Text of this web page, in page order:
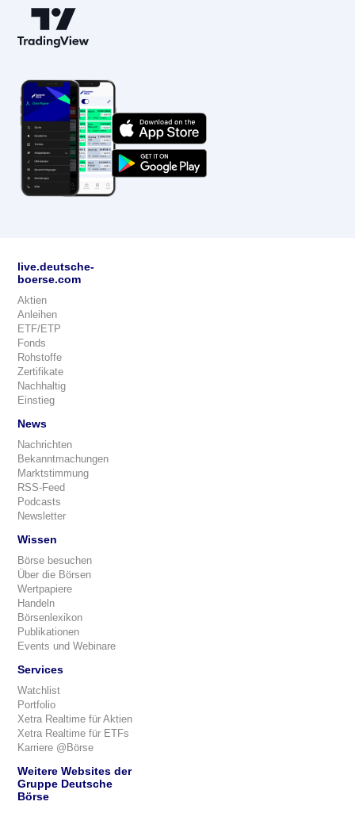
live.deutsche-
boerse.com
Aktien
Anleihen
ETF/ETP
Fonds
Rohstoffe
Zertifikate
Nachhaltig
Einstieg
News
Nachrichten
Bekanntmachungen
Marktstimmung
RSS-Feed
Podcasts
Newsletter
Wissen
Börse besuchen
Über die Börsen
Wertpapiere
Handeln
Börsenlexikon
Publikationen
Events und Webinare
Services
Watchlist
Portfolio
Xetra Realtime für Aktien
Xetra Realtime für ETFs
Karriere @Börse
Weitere Websites der
Gruppe Deutsche
Börse